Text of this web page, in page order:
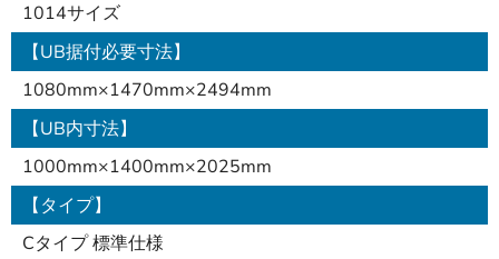
1014サイズ
【UB据付必要寸法】
1080mm×1470mm×2494mm
【UB内寸法】
1000mm×1400mm×2025mm
【タイプ】
Cタイプ 標準仕様